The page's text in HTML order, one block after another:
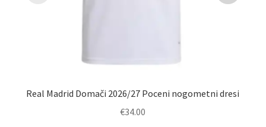
Real Madrid Domači 2026/27 Poceni nogometni dresi
€34.00